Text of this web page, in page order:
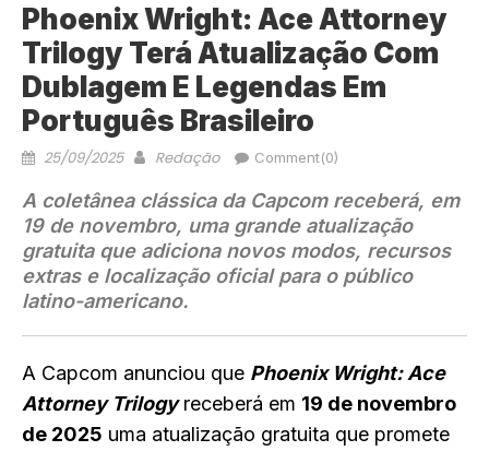
Phoenix Wright: Ace Attorney
Trilogy Terá Atualização Com
Dublagem E Legendas Em
Português Brasileiro
25/09/2025 Redação Comment(0)
A coletânea clássica da Capcom receberá, em
19 de novembro, uma grande atualização
gratuita que adiciona novos modos, recursos
extras e localização oficial para o público
latino-americano.
A Capcom anunciou que Phoenix Wright: Ace
Attorney Trilogyreceberá em 19 de novembro
de 2025 uma atualização gratuita que promete